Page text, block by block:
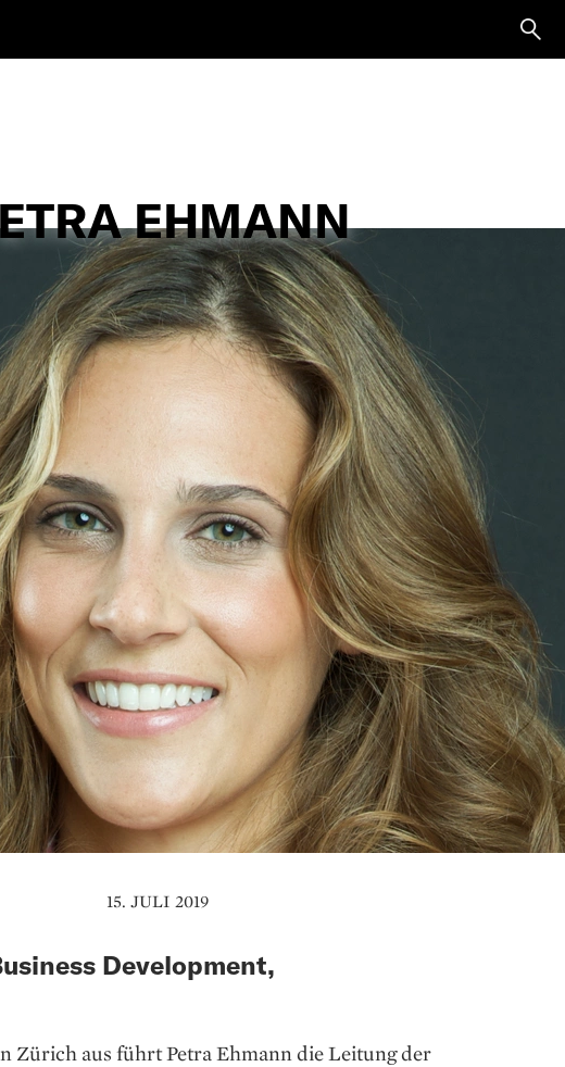
EHMANN
15. JULI 2019
Development,
Zürich aus führt Petra Ehmann die Leitung der